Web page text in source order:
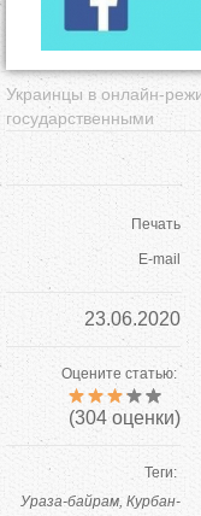
Украинцы в онлайн-
государственными
Печать
E-mail
23.06.2020
Оцените статью:
(304оценки)
Теги:
Ураза-байрам Курбан-